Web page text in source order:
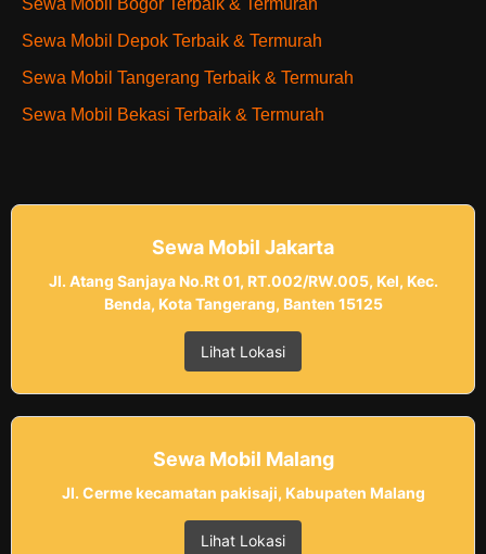
Sewa Mobil Bogor Terbaik & Termurah
Sewa Mobil Depok Terbaik & Termurah
Sewa Mobil Tangerang Terbaik & Termurah
Sewa Mobil Bekasi Terbaik & Termurah
Sewa Mobil Jakarta
Jl. Atang Sanjaya No.Rt 01, RT.002/RW.005, Kel, Kec.
Benda, Kota Tangerang, Banten 15125
Lihat Lokasi
Sewa Mobil Malang
Jl. Cerme kecamatan pakisaji, Kabupaten Malang
Lihat Lokasi